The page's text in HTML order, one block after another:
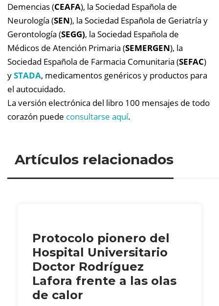
Demencias (CEAFA), la Sociedad Española de
Neurología (SEN), la Sociedad Española de Geriatría y
Gerontología (SEGG), la Sociedad Española de
Médicos de Atención Primaria (SEMERGEN), la
Sociedad Española de Farmacia Comunitaria (SEFAC)
ySTADA, medicamentos genéricos y productos para
el autocuidado.
La versión electrónica del libro 100 mensajes de todo
corazón puede consultarse aquí.
Artículos relacionados
Protocolo pionero del
Hospital Universitario
Doctor Rodríguez
Lafora frente a las olas
de calor